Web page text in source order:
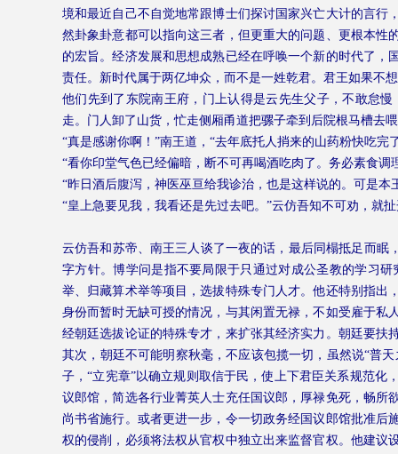
境和最近自己不自觉地常跟博士们探讨国家兴亡大计的言
然卦象卦意都可以指向这三者，但更重大的问题、更根本
的宏旨。经济发展和思想成熟已经在呼唤一个新的时代了
责任。新时代属于两亿坤众，而不是一姓乾君。君王如果不
他们先到了东院南王府，门上认得是云先生父子，不敢怠
走。门人卸了山货，忙走侧厢甬道把骡子牵到后院根马槽去
“真是感谢你啊！”南王道，“去年底托人捎来的山药粉快吃
“看你印堂气色已经偏暗，断不可再喝酒吃肉了。务必素食
“昨日酒后腹泻，神医巫亘给我诊治，也是这样说的。可是
“皇上急要见我，我看还是先过去吧。”云仿吾知不可劝，就
云仿吾和苏帝、南王三人谈了一夜的话，最后同榻抵足而眠
字方针。博学问是指不要局限于只通过对成公圣教的学习
举、归藏算术举等项目，选拔特殊专门人才。他还特别指
身份而暂时无缺可授的情况，与其闲置无禄，不如受雇于
经朝廷选拔论证的特殊专才，来扩张其经济实力。朝廷要
其次，朝廷不可能明察秋毫，不应该包揽一切，虽然说“普
子，“立宪章”以确立规则取信于民，使上下君臣关系规范
议郎馆，简选各行业菁英人士充任国议郎，厚禄免死，畅
尚书省施行。或者更进一步，令一切政务经国议郎馆批准
权的侵削，必须将法权从官权中独立出来监督官权。他建